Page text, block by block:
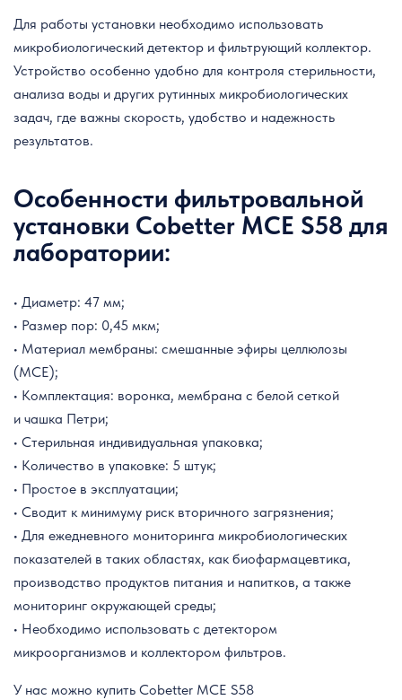
Для работы установки необходимо использовать
микробиологический детектор и фильтрующий коллектор.
Устройство особенно удобно для контроля стерильности,
анализа воды и других рутинных микробиологических
задач, где важны скорость, удобство и надежность
результатов.
Особенности фильтровальной
установки Cobetter MCE S58 для
лаборатории:
• Диаметр: 47 мм;
• Размер пор: 0,45 мкм;
• Материал мембраны: смешанные эфиры целлюлозы
(MCE);
• Комплектация: воронка, мембрана с белой сеткой
и чашка Петри;
• Стерильная индивидуальная упаковка;
• Количество в упаковке: 5 штук;
• Простое в эксплуатации;
• Сводит к минимуму риск вторичного загрязнения;
• Для ежедневного мониторинга микробиологических
показателей в таких областях, как биофармацевтика,
производство продуктов питания и напитков, а также
мониторинг окружающей среды;
• Необходимо использовать с детектором
микроорганизмов и коллектором фильтров.
У нас можно купить Cobetter MCE S58